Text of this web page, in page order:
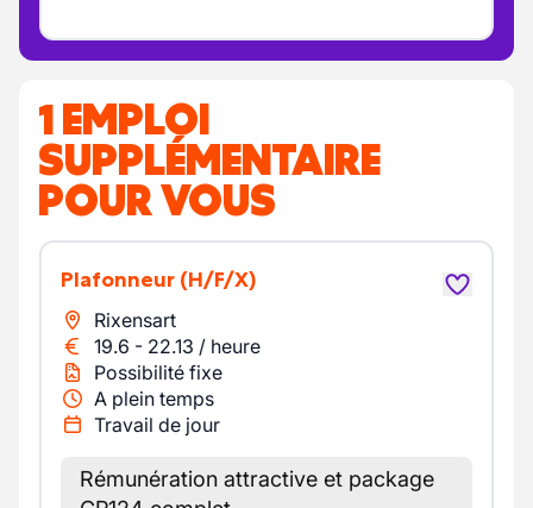
1 EMPLOI
SUPPLÉMENTAIRE
POUR VOUS
Plafonneur (H/F/X)
Rixensart
19.6 - 22.13 / heure
Possibilité fixe
A plein temps
Travail de jour
Rémunération attractive et package